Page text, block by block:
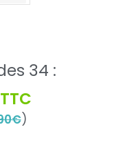
34 :
TTC
)